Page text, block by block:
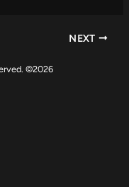
NEXT
©2026